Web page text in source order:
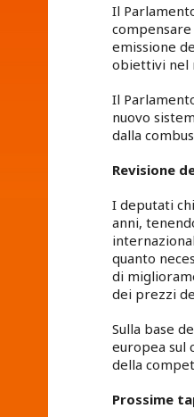
Il
emissione
obiettivi nel
Il
nuovo
dalla
Revisione
I deputati
anni,
quanto
di
dei prezzi
Sulla base
europea sul
della
Prossime